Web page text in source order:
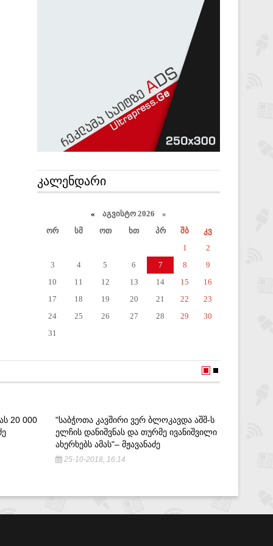
ᲙᲐᲚᲔᲜᲓᲐᲠᲘ
« აგვისტო 2026 »
ორ
სმ ოთ ხთ პრ შბ
კვ
1
2
3
4 5 6 7 8
9
10
11 12 13 14 15
16
17
18 19 20 21 22
23
24
25 26 27 28 29
30
31
20 000
"ᲡᲐᲑᲭᲝᲗᲐ ᲙᲐᲕᲨᲘᲠᲘ ᲕᲔᲠ ᲑᲚᲝᲙᲐᲕᲓᲐ ᲐᲨᲨ-Ს
ᲔᲚᲩᲘᲡ ᲓᲐᲜᲘᲨᲕᲜᲐᲡ ᲓᲐ ᲗᲣᲠᲛᲔ ᲘᲕᲐᲜᲘᲨᲕᲘᲚᲘ
ᲐᲮᲔᲠᲮᲔᲑᲡ ᲐᲛᲐᲡ"– ᲛᲟᲐᲕᲐᲜᲐᲫᲔ
25-10-2018, 16:14